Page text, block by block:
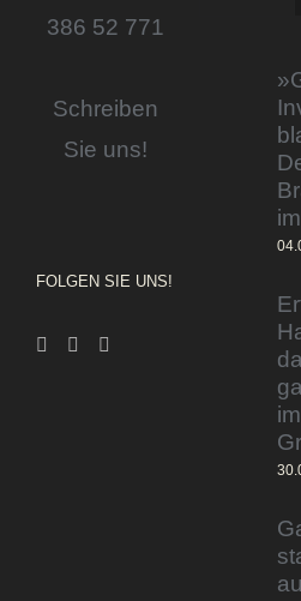
386 52 771
Schreiben
Sie uns!
FOLGEN SIE UNS!